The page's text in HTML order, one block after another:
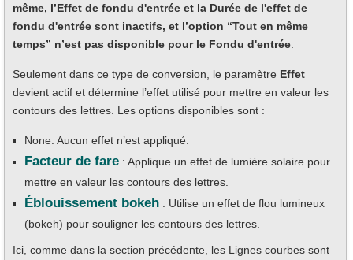
même, l’Effet de fondu d'entrée et la Durée de l'effet de
fondu d'entrée sont inactifs, et l’option “Tout en même
temps” n’est pas disponible pour le Fondu d'entrée
Seulement dans ce type de conversion, le paramètre Effet
devient actif et détermine l’effet utilisé pour mettre en valeur les
contours des lettres. Les options disponibles sont :
None: Aucun effet n’est appliqué.
Facteur de fare : Applique un effet de lumière solaire pour
mettre en valeur les contours des lettres.
Éblouissement bokeh : Utilise un effet de flou lumineux
(bokeh) pour souligner les contours des lettres.
Ici, comme dans la section précédente, les Lignes courbes sont